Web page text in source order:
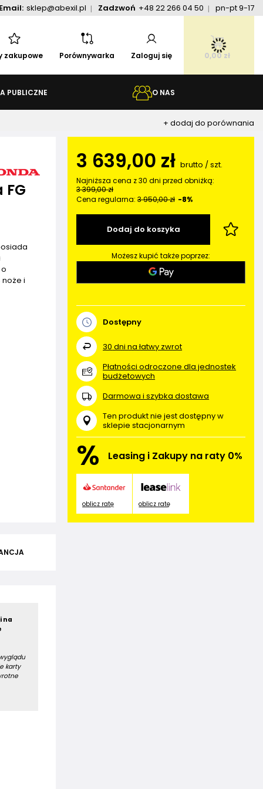
Email: sklep@abexil.pl Zadzwoń +48 22 266 04 50 pn-pt 9-17
zakupowe Porównywarka Zaloguj się 0,00 zł
PUBLICZNE O NAS
+ dodaj do porównania
FG
i
3 639,00 zł brutto /szt.
Najniższa cena z 30 dni przed obniżką:
3 399,00 zł
Cena regularna:3 950,00 zł -8%
Dodaj do koszyka
Możesz kupić także poprzez:
Dostępny
30 dni na łatwy zwrot
Płatności odroczone dla jednostek
budżetowych
Darmowa i szybka dostawa
Ten produkt nie jest dostępny w
sklepie stacjonarnym
% Leasing i Zakupy na raty 0%
oblicz ratę oblicz ratę
na
karty